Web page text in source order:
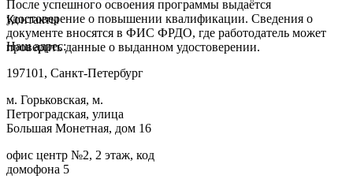
После успешного освоения программы выдаётся
удостоверение о повышении квалификации. Сведения о
документе вносятся в ФИС ФРДО, где работодатель может
проверить данные о выданном удостоверении.
Контакты
Наш адрес:
197101, Санкт-Петербург
м. Горьковская, м.
Петроградская, улица
Большая Монетная, дом 16
офис центр №2, 2 этаж, код
домофона 5